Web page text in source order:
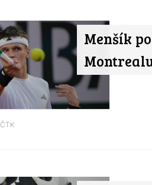
Menšík
ČTK